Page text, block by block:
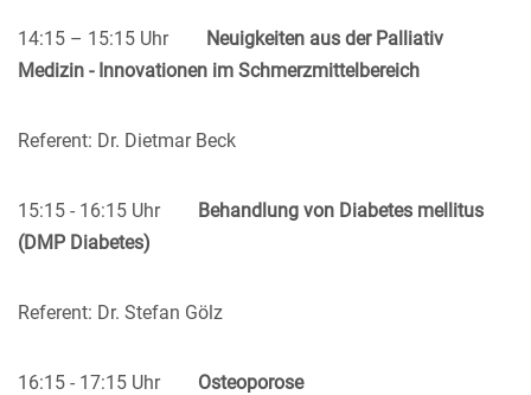
14:15 – 15:15 Uhr
Neuigkeiten aus der Palliativ
Medizin - Innovationen im Schmerzmittelbereich
Referent: Dr. Dietmar Beck
15:15 - 16:15 Uhr
Behandlung von Diabetes mellitus
(DMP Diabetes)
Referent: Dr. Stefan Gölz
16:15 - 17:15 Uhr Osteoporose